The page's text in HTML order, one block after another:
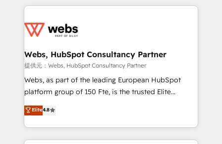
adoption, sales process and marketing results.
the first time 🔧 Designing and optimising your
and build using HubSpot 🔌 Integrating HubSpot
with other systems 🎓 Training your teams to be
HubSpot pros 📊 Lead generation services using
HubSpot Why us? - SIX HubSpot Accreditations -
CRM, Solutions Architecture, Onboarding , Data
Migration, Custom Integration & Platform
Webs, HubSpot Consultancy Partner
提供元：Webs, HubSpot Consultancy Partner
Webs, as part of the leading European HubSpot
platform group of 150 Fte, is the trusted Elite
HubSpot CRM Partner offering you a roadmap on
maximizing EBITDA and achieving Commercial
Excellence. With our targeted processes, we
strengthen your digital transformation and minimize
Elite4.8